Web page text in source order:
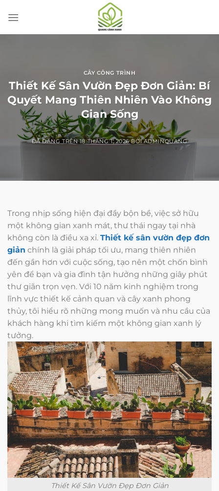
đến
CÂY CÔNG TRÌNH
Thiết Kế Sân Vườn Đẹp Đơn Giản: Bí
Quyết Mang Thiên Nhiên Vào Không
Gian Sống
ĐÃ ĐĂNG TRÊN18 THÁNG 1, 2026 BỞIADMINQUANG
Trong nhịp sống hiện đại đầy bộn bề, việc sở hữu
một không gian xanh mát, thư thái ngay tại nhà
không còn là điều xa xỉ. Thiết kế sân vườn đẹp đơn
giản chính là giải pháp tối ưu, mang thiên nhiên
đến gần hơn với cuộc sống, tạo nên một chốn bình
yên để bạn và gia đình tận hưởng những giây phút
thư giãn trọn vẹn. Với 10 năm kinh nghiệm trong
lĩnh vực thiết kế cảnh quan và cây xanh phong
thủy, tôi hiểu rõ những mong muốn và nhu cầu của
khách hàng khi tìm kiếm một không gian xanh lý
tưởng.
Thiết Kế Sân Vườn Đẹp Đơn Giản